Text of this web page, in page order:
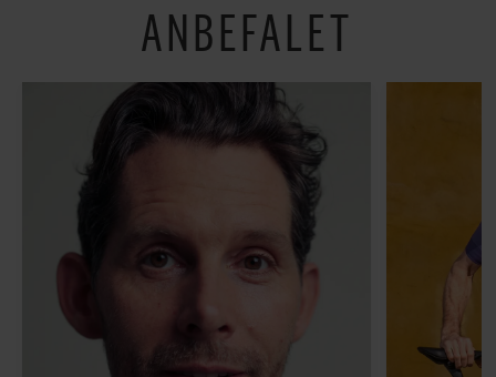
ANBEFALET